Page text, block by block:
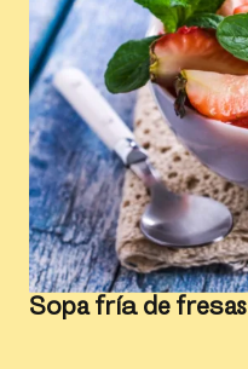
Sopa fría de fresas